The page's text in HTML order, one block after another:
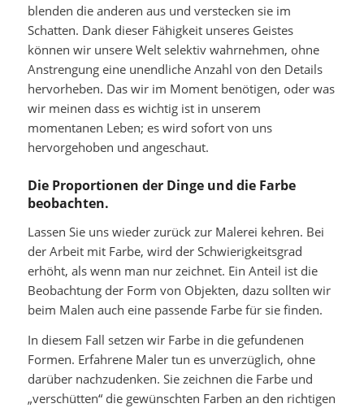
blenden die anderen aus und verstecken sie im
Schatten. Dank dieser Fähigkeit unseres Geistes
können wir unsere Welt selektiv wahrnehmen, ohne
Anstrengung eine unendliche Anzahl von den Details
hervorheben. Das wir im Moment benötigen, oder was
wir meinen dass es wichtig ist in unserem
momentanen Leben; es wird sofort von uns
hervorgehoben und angeschaut.
Die Proportionen der Dinge und die Farbe
beobachten.
Lassen Sie uns wieder zurück zur Malerei kehren. Bei
der Arbeit mit Farbe, wird der Schwierigkeitsgrad
erhöht, als wenn man nur zeichnet. Ein Anteil ist die
Beobachtung der Form von Objekten, dazu sollten wir
beim Malen auch eine passende Farbe für sie finden.
In diesem Fall setzen wir Farbe in die gefundenen
Formen. Erfahrene Maler tun es unverzüglich, ohne
darüber nachzudenken. Sie zeichnen die Farbe und
„verschütten“ die gewünschten Farben an den richtigen